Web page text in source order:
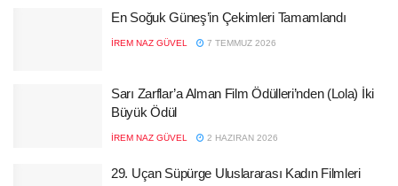
En Soğuk Güneş’in Çekimleri Tamamlandı
İREM NAZ GÜVEL 7 TEMMUZ 2026
Sarı Zarflar’a Alman Film Ödülleri’nden (Lola) İki
Büyük Ödül
İREM NAZ GÜVEL 2 HAZIRAN 2026
29. Uçan Süpürge Uluslararası Kadın Filmleri